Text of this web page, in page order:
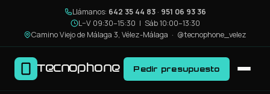
Llámanos: 642 35 44 83· 951 06 93 36
L–V 09:30–15:30 | Sáb 10:00–13:30
Camino Viejo de Málaga 3, Vélez-Málaga · @tecnophone_velez
Tecnophone Pedir presupuesto